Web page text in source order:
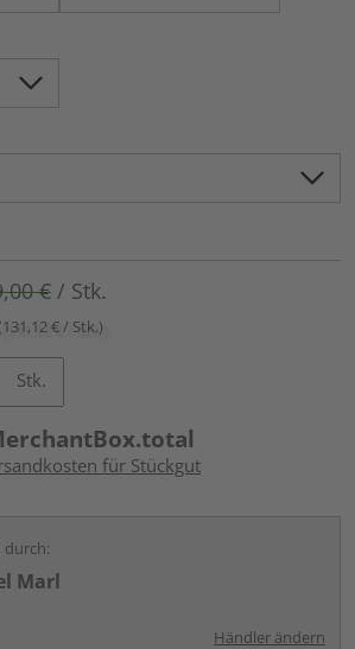
€ / Stk.
€ / Stk.)
Stk.
für Stückgut
durch:
Marl
Händler ändern